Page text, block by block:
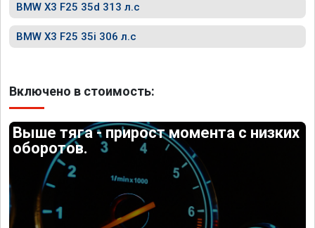
BMW X3 F25 35d 313 л.с
BMW X3 F25 35i 306 л.с
Включено в стоимость:
Выше тяга - прирост момента с низких
оборотов.